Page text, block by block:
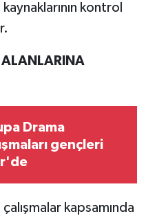
kontrol
ALANLARINA
Drama
gençleri
kapsamında